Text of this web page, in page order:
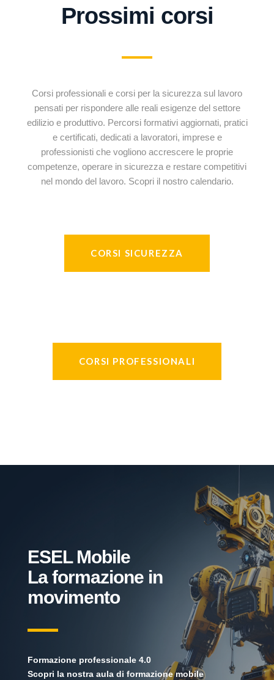
Prossimi corsi
Corsi professionali e corsi per la sicurezza sul lavoro
pensati per rispondere alle reali esigenze del settore
edilizio e produttivo. Percorsi formativi aggiornati, pratici
e certificati, dedicati a lavoratori, imprese e
professionisti che vogliono accrescere le proprie
competenze, operare in sicurezza e restare competitivi
nel mondo del lavoro. Scopri il nostro calendario.
CORSI SICUREZZA
CORSI PROFESSIONALI
ESEL Mobile
La formazione in
movimento
Formazione professionale 4.0
Scopri la nostra aula di formazione mobile